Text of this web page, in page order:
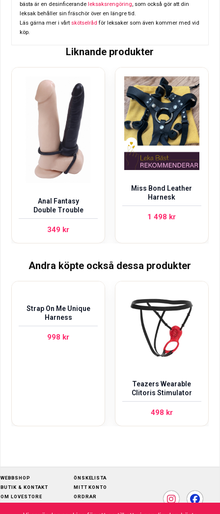
bästa är en desinficerande leksaksrengöring, som också gör att din
leksak behåller sin fräschör över en längre tid.
Läs gärna mer i vårt skötselråd för leksaker som även kommer med vid
köp.
Liknande produkter
Anal Fantasy
Double Trouble
349 kr
Miss Bond Leather
Harnesk
1 498 kr
Andra köpte också dessa produkter
Strap On Me Unique
Harness
998 kr
Teazers Wearable
Clitoris Stimulator
498 kr
WEBBSHOP
BUTIK & KONTAKT
OM LOVESTORE
ÖNSKELISTA
MITT KONTO
ORDRAR